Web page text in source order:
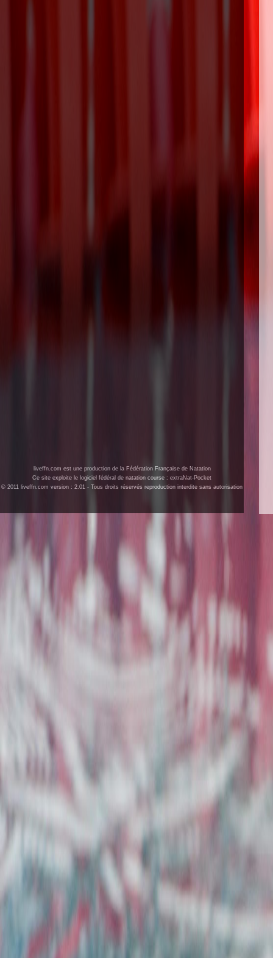
liveffn.com est une production de la Fédération Française de Natation
Ce site exploite le logiciel fédéral de natation course : extraNat-Pocket
© 2011 liveffn.com version : 2.01 - Tous droits réservés reproduction interdite sans autorisation